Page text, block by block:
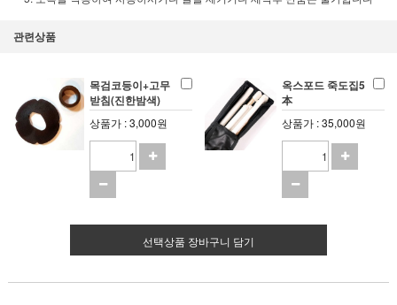
관련상품
목검코등이+고무
받침(진한밤색)
상품가 : 3,000원
옥스포드 죽도집5
本
상품가 : 35,000원
선택상품 장바구니 담기